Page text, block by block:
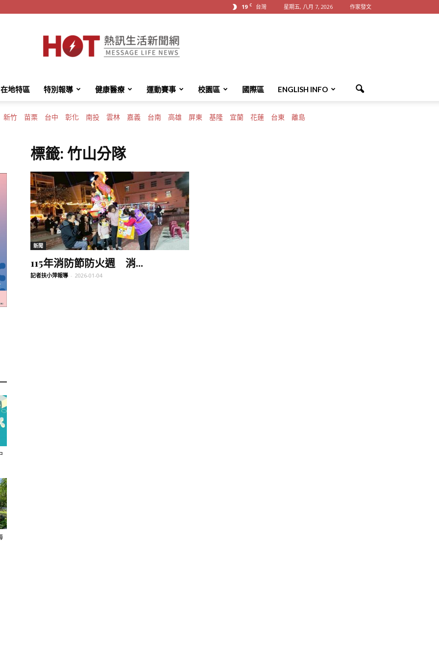
19 C 台灣 星期五, 八月 7, 2026 作家發文
HotMessage
熱
訊
在地特區 特別報導 健康醫療 運動賽事 校園區 國際區 ENGLISH INFO
新竹 苗栗 台中 彰化 南投 雲林 嘉義 台南 高雄 屏東 基隆 宜蘭 花蓮 台東 離島
標籤: 竹山分隊
新聞
115年消防節防火週 消...
記者扶小萍報導 - 2026-01-04